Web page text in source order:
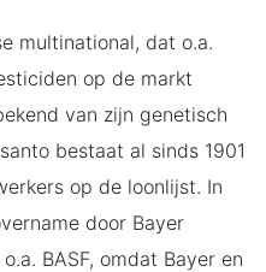
multinational, dat o.a.
op de markt
van zijn genetisch
bestaat al sinds 1901
op de loonlijst. In
door Bayer
BASF, omdat Bayer en